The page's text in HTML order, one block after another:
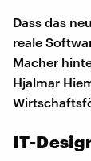
Dass das
reale
Macher
Hjalmar
IT-